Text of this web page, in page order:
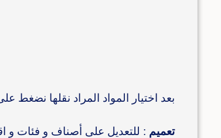
بعد اختيار المواد المراد نقلها نضغط
تعميم : للتعديل على أصناف و فئات و